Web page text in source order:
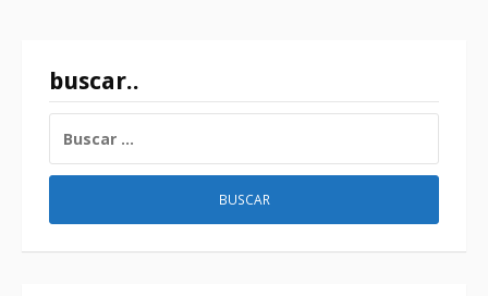
buscar..